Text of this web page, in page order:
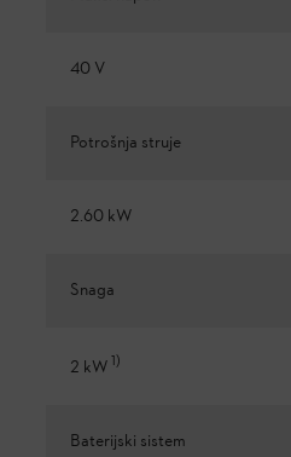
40 V
Potrošnja struje
2.60 kW
Snaga
2 kW1)
Baterijski sistem